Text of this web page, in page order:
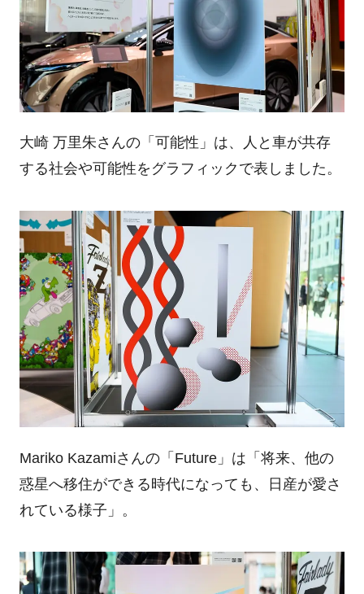
大崎 万里朱さんの「可能性」は、人と車が共存
する社会や可能性をグラフィックで表しました。
Mariko Kazamiさんの「Future」は「将来、他の
惑星へ移住ができる時代になっても、日産が愛さ
れている様子」。